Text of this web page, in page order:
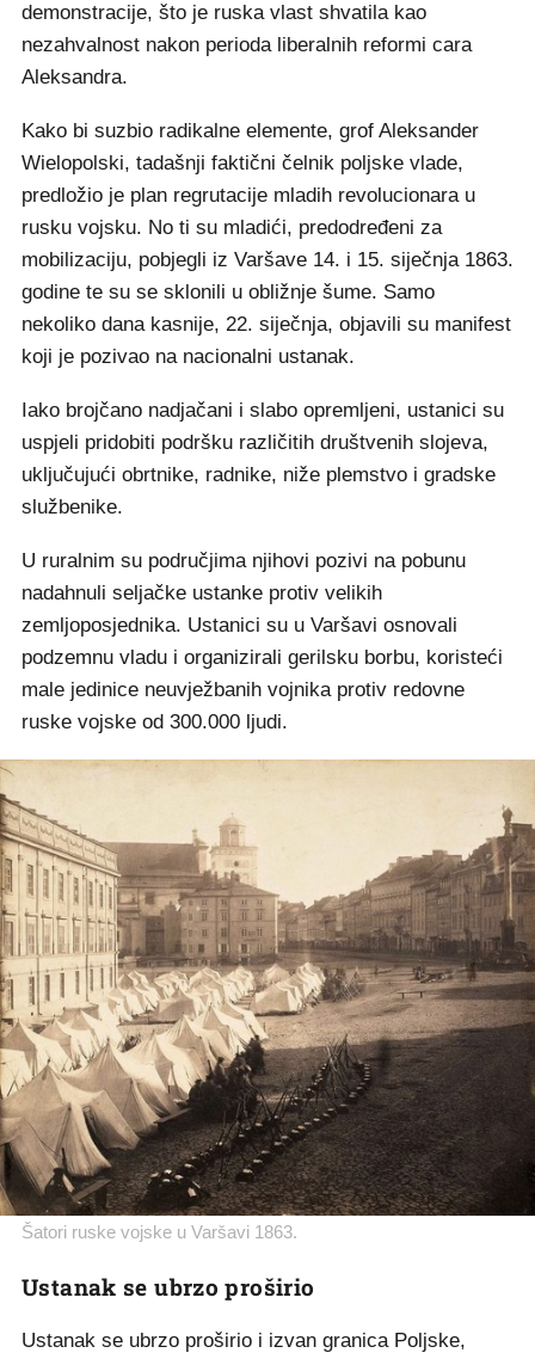
demonstracije, što je ruska vlast shvatila kao
nezahvalnost nakon perioda liberalnih reformi cara
Aleksandra.
Kako bi suzbio radikalne elemente, grof Aleksander
Wielopolski, tadašnji faktični čelnik poljske vlade,
predložio je plan regrutacije mladih revolucionara u
rusku vojsku. No ti su mladići, predodređeni za
mobilizaciju, pobjegli iz Varšave 14. i 15. siječnja 1863.
godine te su se sklonili u obližnje šume. Samo
nekoliko dana kasnije, 22. siječnja, objavili su manifest
koji je pozivao na nacionalni ustanak.
Iako brojčano nadjačani i slabo opremljeni, ustanici su
uspjeli pridobiti podršku različitih društvenih slojeva,
uključujući obrtnike, radnike, niže plemstvo i gradske
službenike.
U ruralnim su područjima njihovi pozivi na pobunu
nadahnuli seljačke ustanke protiv velikih
zemljoposjednika. Ustanici su u Varšavi osnovali
podzemnu vladu i organizirali gerilsku borbu, koristeći
male jedinice neuvježbanih vojnika protiv redovne
ruske vojske od 300.000 ljudi.
Šatori ruske vojske u Varšavi 1863.
Ustanak se ubrzo proširio
Ustanak se ubrzo proširio i izvan granica Poljske,